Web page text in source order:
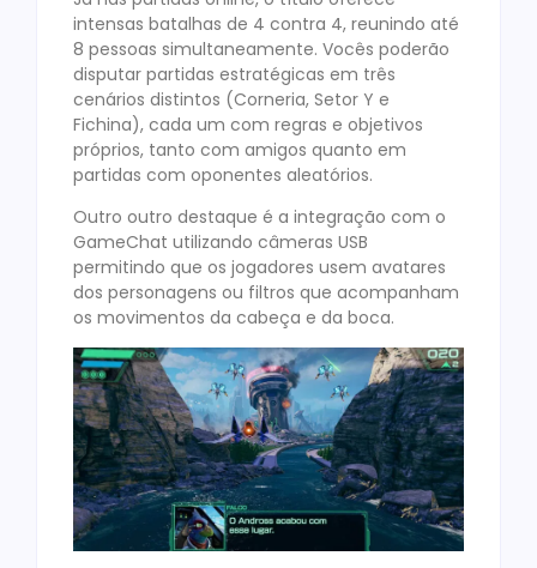
intensas batalhas de 4 contra 4, reunindo até
8 pessoas simultaneamente. Vocês poderão
disputar partidas estratégicas em três
cenários distintos (Corneria, Setor Y e
Fichina), cada um com regras e objetivos
próprios, tanto com amigos quanto em
partidas com oponentes aleatórios.
Outro outro destaque é a integração com o
GameChat utilizando câmeras USB
permitindo que os jogadores usem avatares
dos personagens ou filtros que acompanham
os movimentos da cabeça e da boca.